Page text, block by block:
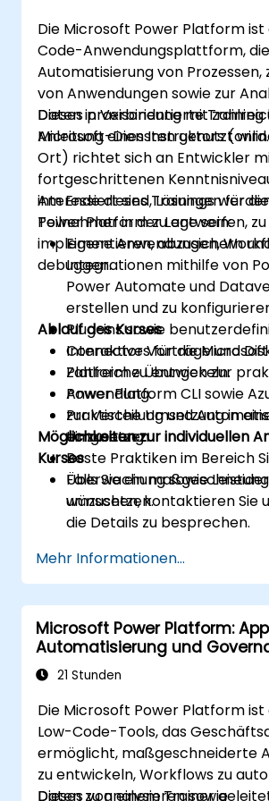
Die Microsoft Power Platform ist
Code-Anwendungsplattform,
Automatisierung von Prozessen,
von Anwendungen sowie zur
Daten in Verbindung mit
Microsoft-Diensten genutzt wird.
Dieses praxisorientierte
Anleitung eines Instruktors
Ort) richtet sich an Entwickler
fortgeschrittenen
interessiert sind, Lösungen für
Power Platform zu entwerfen, zu
implementieren, abzusichern
debuggen.
Am Ende dieses Trainings
Teilnehmer in der Lage sein:
Eigene Anwendungen,
Integrationen mithilfe von
Power Automate und
erstellen und zu
Plug-ins sowie
Connectors für die
Platform zu entwickeln.
Power Platform CLI sowie
zur Verteilung und
einzusetzen.
Beste Praktiken im Bereich
Überwachung sowie
umzusetzen.
Ablauf des Kurses
Interaktive Vorträge und
Zahlreiche Übungen zur
Anwendung.
Praktische Umsetzung in
Umgebung.
Möglichkeiten zur individuellen
Kurses
Falls Sie ein
wünschen, kontaktieren Sie
die Details zu besprechen.
Mehr Informationen...
Microsoft Power Platform:
Automatisierung und
21 Stunden
Die Microsoft Power Platform ist
Low-Code-Tools, das
ermöglicht, maßgeschneiderte
zu entwickeln, Workflows zu
Daten zu analysieren sowie
Dieses von einem Trainer